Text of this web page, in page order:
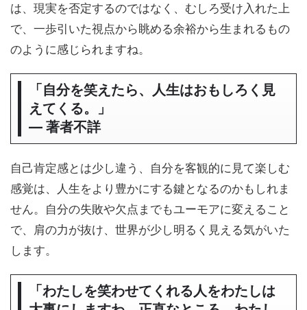
は、現実を否定するのではなく、むしろ受け入れた上
で、一歩引いた視点から眺める余裕から生まれるもの
のように感じられますね。
「自分を笑えたら、人生はおもしろく見
えてくる。」
― 著者不詳
自己肯定感とは少し違う、自分を客観的に見て楽しむ
感覚は、人生をより豊かにする鍵となるのかもしれま
せん。自分の失敗や欠点までもユーモアに変えること
で、肩の力が抜け、世界が少し明るく見える気がいた
します。
「わたしを笑わせてくれる人をわたしは